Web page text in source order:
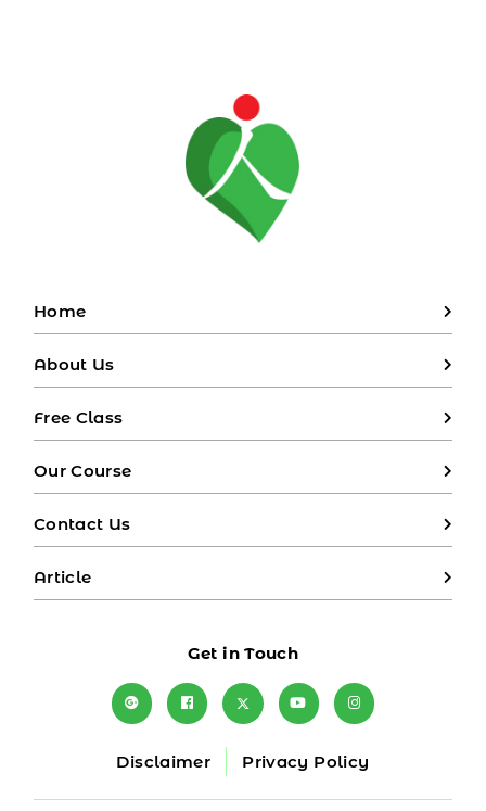
Home
About Us
Free Class
Our Course
Contact Us
Article
Get in Touch
Disclaimer Privacy Policy